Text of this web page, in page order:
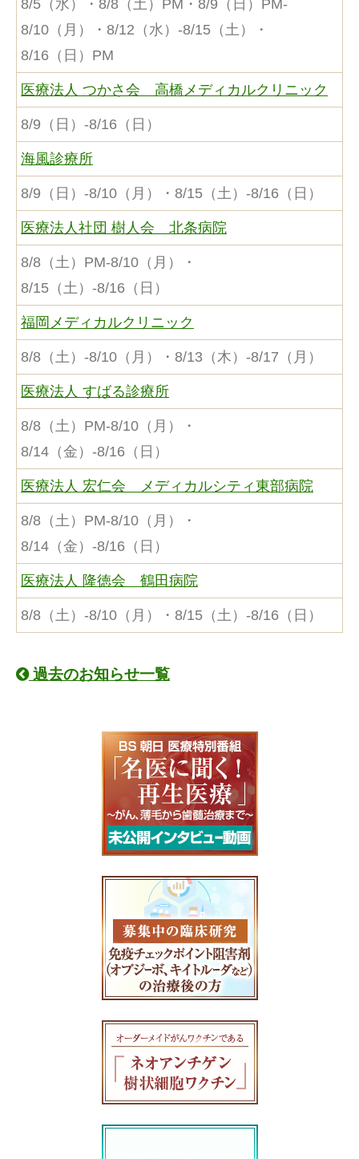
8/5（水）・8/8（土）PM・8/9（日）PM-
8/10（月）・8/12（水）-8/15（土）・
8/16（日）PM
医療法人 つかさ会 高橋メディカルクリニック
8/9（日）-8/16（日）
海風診療所
8/9（日）-8/10（月）・8/15（土）-8/16（日）
医療法人社団 樹人会 北条病院
8/8（土）PM-8/10（月）・
8/15（土）-8/16（日）
福岡メディカルクリニック
8/8（土）-8/10（月）・8/13（木）-8/17（月）
医療法人 すばる診療所
8/8（土）PM-8/10（月）・
8/14（金）-8/16（日）
医療法人 宏仁会 メディカルシティ東部病院
8/8（土）PM-8/10（月）・
8/14（金）-8/16（日）
医療法人 隆徳会 鶴田病院
8/8（土）-8/10（月）・8/15（土）-8/16（日）
過去のお知らせ一覧